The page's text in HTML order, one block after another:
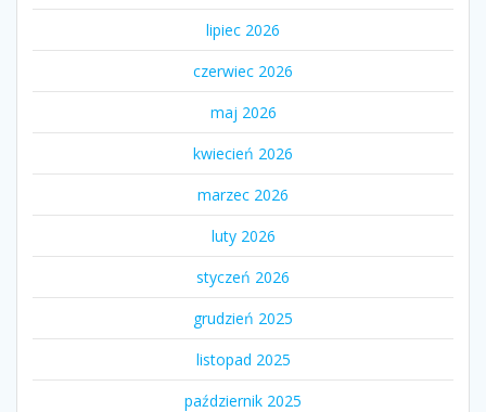
lipiec 2026
czerwiec 2026
maj 2026
kwiecień 2026
marzec 2026
luty 2026
styczeń 2026
grudzień 2025
listopad 2025
październik 2025